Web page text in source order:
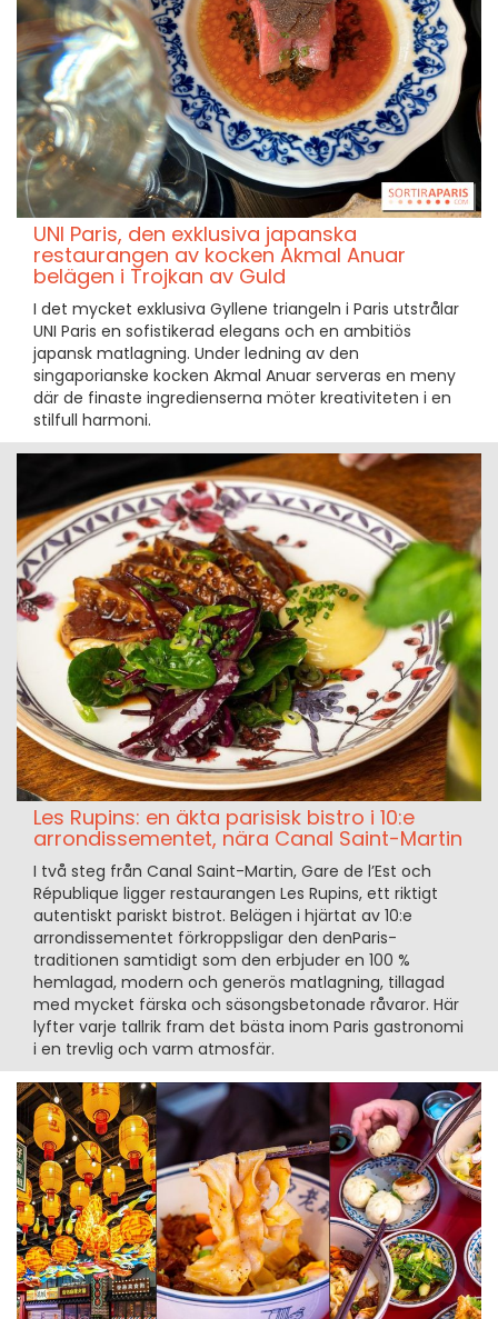
UNI Paris, den exklusiva japanska
restaurangen av kocken Akmal Anuar
belägen i Trojkan av Guld
I det mycket exklusiva Gyllene triangeln i Paris utstrålar
UNI Paris en sofistikerad elegans och en ambitiös
japansk matlagning. Under ledning av den
singaporianske kocken Akmal Anuar serveras en meny
där de finaste ingredienserna möter kreativiteten i en
stilfull harmoni.
Les Rupins: en äkta parisisk bistro i 10:e
arrondissementet, nära Canal Saint-Martin
I två steg från Canal Saint-Martin, Gare de l’Est och
République ligger restaurangen Les Rupins, ett riktigt
autentiskt pariskt bistrot. Belägen i hjärtat av 10:e
arrondissementet förkroppsligar den denParis-
traditionen samtidigt som den erbjuder en 100 %
hemlagad, modern och generös matlagning, tillagad
med mycket färska och säsongsbetonade råvaror. Här
lyfter varje tallrik fram det bästa inom Paris gastronomi
i en trevlig och varm atmosfär.